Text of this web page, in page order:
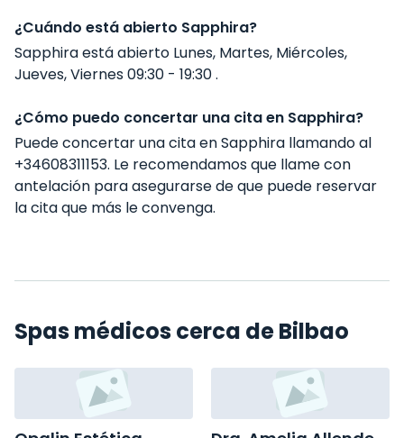
¿Cuándo está abierto Sapphira?
Sapphira está abierto Lunes, Martes, Miércoles,
Jueves, Viernes 09:30 - 19:30 .
¿Cómo puedo concertar una cita en Sapphira?
Puede concertar una cita en Sapphira llamando al
+34608311153. Le recomendamos que llame con
antelación para asegurarse de que puede reservar
la cita que más le convenga.
Spas médicos cerca de Bilbao